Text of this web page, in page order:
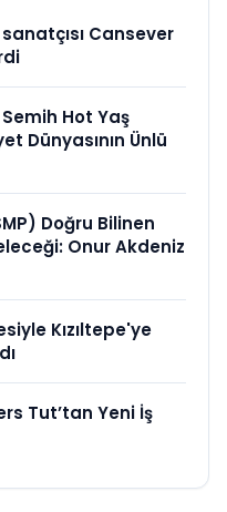
Cansever
Hot Yaş
Dünyasının Ünlü
Doğru Bilinen
Onur Akdeniz
Kızıltepe'ye
Tut’tan Yeni İş